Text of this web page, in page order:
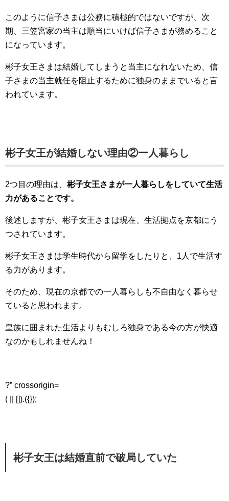
このように信子さまは公務に積極的ではないですが、次
期、三笠宮家の当主は順当にいけば信子さまが務めること
になっています。
彬子女王さまは結婚してしまうと当主になれないため、信
子さまの当主就任を阻止するために独身のままでいると言
われています。
彬子女王が結婚しない理由②一人暮らし
2つ目の理由は、 彬子女王さまが一人暮らしをしていて生活
力があることです。
後述しますが、彬子女王さまは現在、生活拠点を京都にう
つされています。
彬子女王さまは学生時代から留学をしたりと、1人で生活す
る力があります。
そのため、現在の京都での一人暮らしも不自由なく暮らせ
ていると思われます。
皇族に囲まれた生活よりもむしろ独身である今の方が快適
なのかもしれませんね！
?” crossorigin=
( || []).({});
彬子女王は結婚直前で破局していた